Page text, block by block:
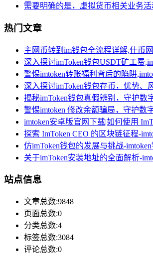
需要明确的是，虚拟货币相关业务
热门文章
主网币转到im钱包全流程详解,什币
深入探讨imToken钱包USDT矿工费
警惕imtoken转账福利背后的陷阱
深入探讨imToken钱包存币，优势、
揭秘imToken钱包真假辨别，守护数
警惕imtoken 修改余额骗局，守护数
imtoken安卓版官网下载|如何使用
探索 ImToken CEO 的区块链征程-
仿imToken钱包的发展与挑战-
关于imToken安装地址的全面解析-
站点信息
文章总数:9848
页面总数:0
分类总数:4
标签总数:3084
评论总数:0